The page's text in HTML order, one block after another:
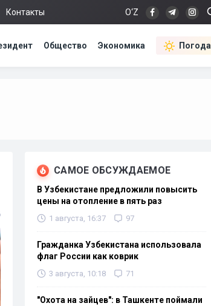
Контакты O‘Z
Общество Экономика Погода
САМОЕ ОБСУЖДАЕМОЕ
В Узбекистане предложили повысить
цены на отопление в пять раз
1 августа, 16:37 97
Гражданка Узбекистана использовала
флаг России как коврик
3 августа, 10:18 71
"Охота на зайцев": в Ташкенте поймали